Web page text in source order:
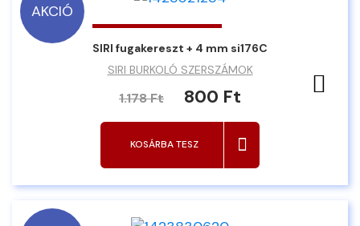
AKCIÓ
SIRI fugakereszt + 4 mm si176C
SIRI BURKOLÓ SZERSZÁMOK
1.178 Ft 800 Ft
KOSÁRBA TESZ